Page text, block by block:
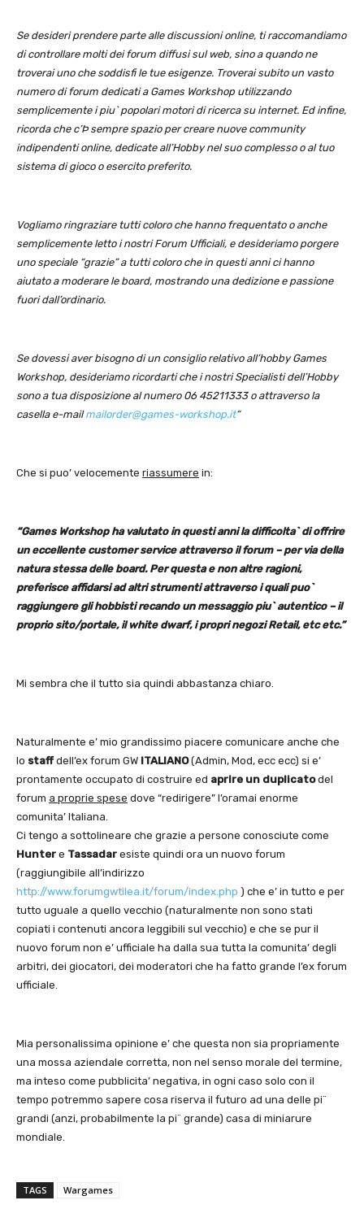
Se desideri prendere parte alle discussioni online, ti raccomandiamo
di controllare molti dei forum diffusi sul web, sino a quando ne
troverai uno che soddisfi le tue esigenze. Troverai subito un vasto
numero di forum dedicati a Games Workshop utilizzando
semplicemente i piu` popolari motori di ricerca su internet. Ed infine,
ricorda che c’Þ sempre spazio per creare nuove community
indipendenti online, dedicate all’Hobby nel suo complesso o al tuo
sistema di gioco o esercito preferito.
Vogliamo ringraziare tutti coloro che hanno frequentato o anche
semplicemente letto i nostri Forum Ufficiali, e desideriamo porgere
uno speciale “grazie” a tutti coloro che in questi anni ci hanno
aiutato a moderare le board, mostrando una dedizione e passione
fuori dall’ordinario.
Se dovessi aver bisogno di un consiglio relativo all’hobby Games
Workshop, desideriamo ricordarti che i nostri Specialisti dell’Hobby
sono a tua disposizione al numero 06 45211333 o attraverso la
casella e-mailmailorder@games-workshop.it“
Che si puo’ velocemente riassumere in:
“Games Workshop ha valutato in questi anni la difficolta` di offrire
un eccellente customer service attraverso il forum – per via della
natura stessa delle board. Per questa e non altre ragioni,
preferisce affidarsi ad altri strumenti attraverso i quali puo`
raggiungere gli hobbisti recando un messaggio piu` autentico – il
proprio sito/portale, il white dwarf, i propri negozi Retail, etc etc.”
Mi sembra che il tutto sia quindi abbastanza chiaro.
Naturalmente e’ mio grandissimo piacere comunicare anche che
lo staffdell’ex forum GW ITALIANO(Admin, Mod, ecc ecc) si e’
prontamente occupato di costruire ed aprire un duplicatodel
forum a proprie spese dove “redirigere” l’oramai enorme
comunita’ Italiana.
Ci tengo a sottolineare che grazie a persone conosciute come
Hunter e Tassadar esiste quindi ora un nuovo forum
(raggiungibile all’indirizzo
http://www.forumgwtilea.it/forum/index.php ) che e’ in tutto e per
tutto uguale a quello vecchio (naturalmente non sono stati
copiati i contenuti ancora leggibili sul vecchio) e che se pur il
nuovo forum non e’ ufficiale ha dalla sua tutta la comunita’ degli
arbitri, dei giocatori, dei moderatori che ha fatto grande l’ex forum
ufficiale.
Mia personalissima opinione e’ che questa non sia propriamente
una mossa aziendale corretta, non nel senso morale del termine,
ma inteso come pubblicita’ negativa, in ogni caso solo con il
tempo potremmo sapere cosa riserva il futuro ad una delle pi¨
grandi (anzi, probabilmente la pi¨ grande) casa di miniarure
mondiale.
TAGS Wargames